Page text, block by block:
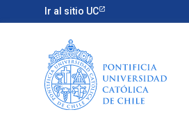
Ir al sitio UC